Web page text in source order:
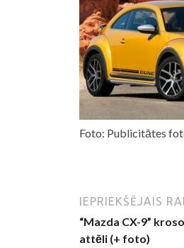
Foto: Publicitātes
IEPRIEKŠĒJAIS
“Mazda CX-9”
attēli (+ foto)